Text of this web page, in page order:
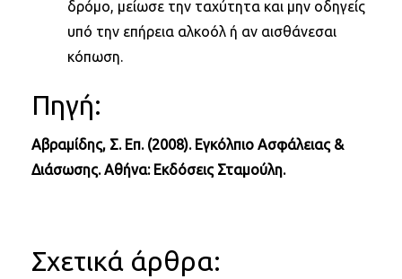
δρόμο, μείωσε την ταχύτητα και μην οδηγείς
υπό την επήρεια αλκοόλ ή αν αισθάνεσαι
κόπωση.
Πηγή:
Αβραμίδης, Σ. Επ. (2008). Εγκόλπιο Ασφάλειας &
Διάσωσης. Αθήνα: Εκδόσεις Σταμούλη.
Σχετικά άρθρα: